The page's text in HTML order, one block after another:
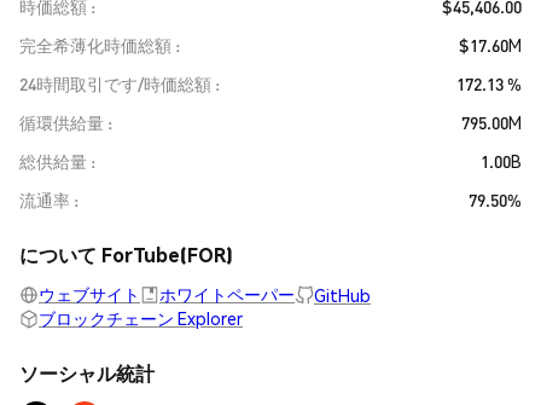
時価総額
$45,406.00
完全希薄化時価総額
$17.60M
24時間取引です/時価総額
172.13 %
循環供給量
795.00M
総供給量
1.00B
流通率
79.50%
について ForTube(FOR)
ウェブサイト ホワイトペーパー
GitHub
ブロックチェーン Explorer
ソーシャル統計